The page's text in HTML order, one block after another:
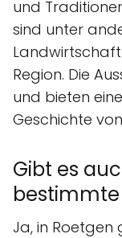
und
sind unter
Region. Die
und bieten
Geschichte
Gibt es
Ja, in Roetgen